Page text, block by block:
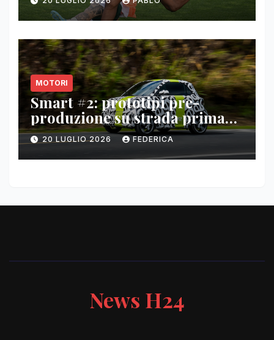
MOTORI
Smart #2: prototipi pre-
produzione su strada prima
del paris motor show 2026
20 LUGLIO 2026 FEDERICA
News H24